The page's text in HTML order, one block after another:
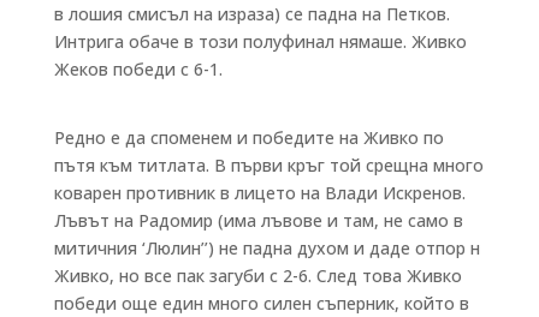
в лошия смисъл на израза) се падна на Петков.
Интрига обаче в този полуфинал нямаше. Живко
Жеков победи с 6-1.
Редно е да споменем и победите на Живко по
пътя към титлата. В първи кръг той срещна много
коварен противник в лицето на Влади Искренов.
Лъвът на Радомир (има лъвове и там, не само в
митичния ‘Люлин’’) не падна духом и даде отпор н
Живко, но все пак загуби с 2-6. След това Живко
победи още един много силен съперник, който в